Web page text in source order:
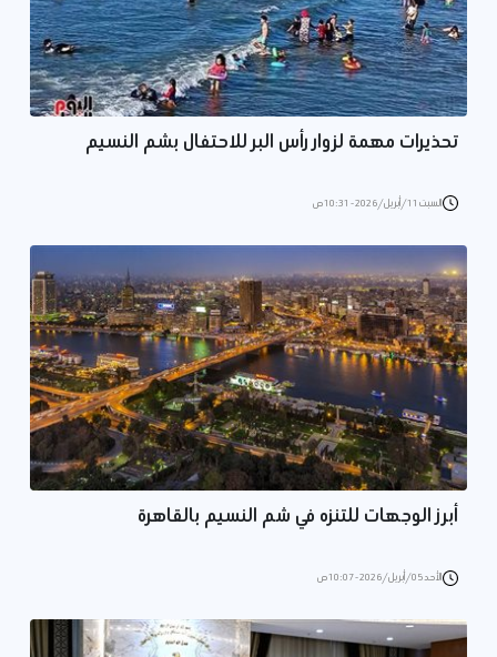
تحذيرات مهمة لزوار رأس البر للاحتفال بشم النسيم
السبت 11/أبريل/2026 - 10:31 ص
أبرز الوجهات للتنزه في شم النسيم بالقاهرة
الأحد 05/أبريل/2026 - 10:07 ص